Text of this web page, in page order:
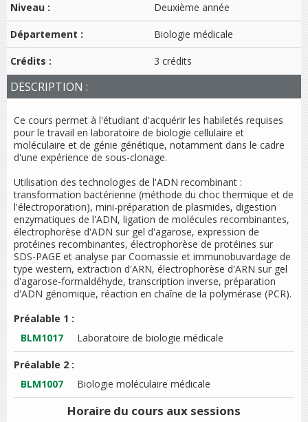
Niveau :
Deuxième année
Département : Biologie médicale
Crédits : 3 crédits
DESCRIPTION :
Ce cours permet à l'étudiant d'acquérir les habiletés requises
pour le travail en laboratoire de biologie cellulaire et
moléculaire et de génie génétique, notamment dans le cadre
d'une expérience de sous-clonage.
Utilisation des technologies de l'ADN recombinant :
transformation bactérienne (méthode du choc thermique et de
l'électroporation), mini-préparation de plasmides, digestion
enzymatiques de l'ADN, ligation de molécules recombinantes,
électrophorèse d'ADN sur gel d'agarose, expression de
protéines recombinantes, électrophorèse de protéines sur
SDS-PAGE et analyse par Coomassie et immunobuvardage de
type western, extraction d'ARN, électrophorèse d'ARN sur gel
d'agarose-formaldéhyde, transcription inverse, préparation
d'ADN génomique, réaction en chaîne de la polymérase (PCR).
Préalable 1 :
BLM1017
Laboratoire de biologie médicale
Préalable 2 :
BLM1007
Biologie moléculaire médicale
Horaire du cours aux sessions